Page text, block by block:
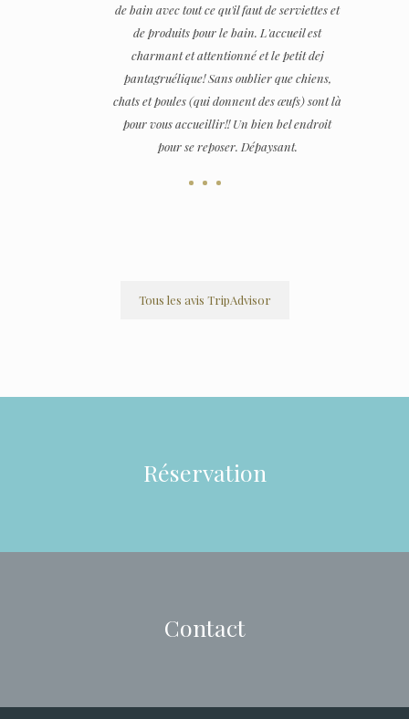
de bain avec tout ce qu'il faut de serviettes et
de produits pour le bain. L'accueil est
charmant et attentionné et le petit dej
pantagruélique! Sans oublier que chiens,
chats et poules (qui donnent des œufs) sont là
pour vous accueillir!! Un bien bel endroit
pour se reposer. Dépaysant.
Tous les avis TripAdvisor
Réservation
Contact